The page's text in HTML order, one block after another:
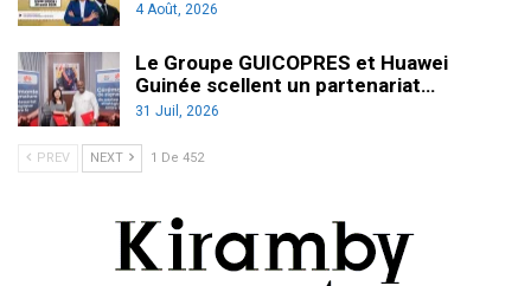
4 Août, 2026
Le Groupe GUICOPRES et Huawei
Guinée scellent un partenariat…
31 Juil, 2026
PREV NEXT 1 De 452